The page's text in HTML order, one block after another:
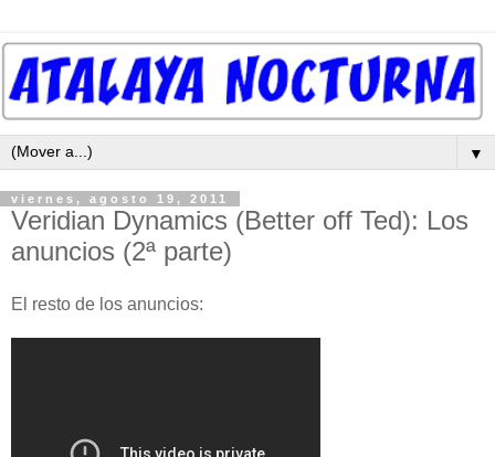
▼
viernes, agosto 19, 2011
Veridian Dynamics (Better off Ted): Los
anuncios (2ª parte)
El resto de los anuncios: